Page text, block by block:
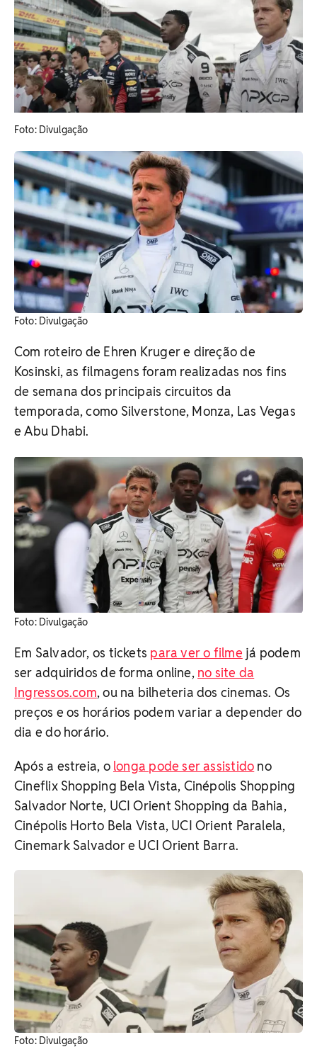
​Foto: Divulgação
​Foto: Divulgação
Com roteiro de Ehren Kruger e direção de
Kosinski, as filmagens foram realizadas nos fins
de semana dos principais circuitos da
temporada, como Silverstone, Monza, Las Vegas
e Abu Dhabi.
​Foto: Divulgação
Em Salvador, os tickets para ver o filme já podem
ser adquiridos de forma online, no site da
Ingressos.com, ou na bilheteria dos cinemas. Os
preços e os horários podem variar a depender do
dia e do horário.
Após a estreia, o longa pode ser assistido no
Cineflix Shopping Bela Vista, Cinépolis Shopping
Salvador Norte, UCI Orient Shopping da Bahia,
Cinépolis Horto Bela Vista, UCI Orient Paralela,
Cinemark Salvador e UCI Orient Barra.
​Foto: Divulgação